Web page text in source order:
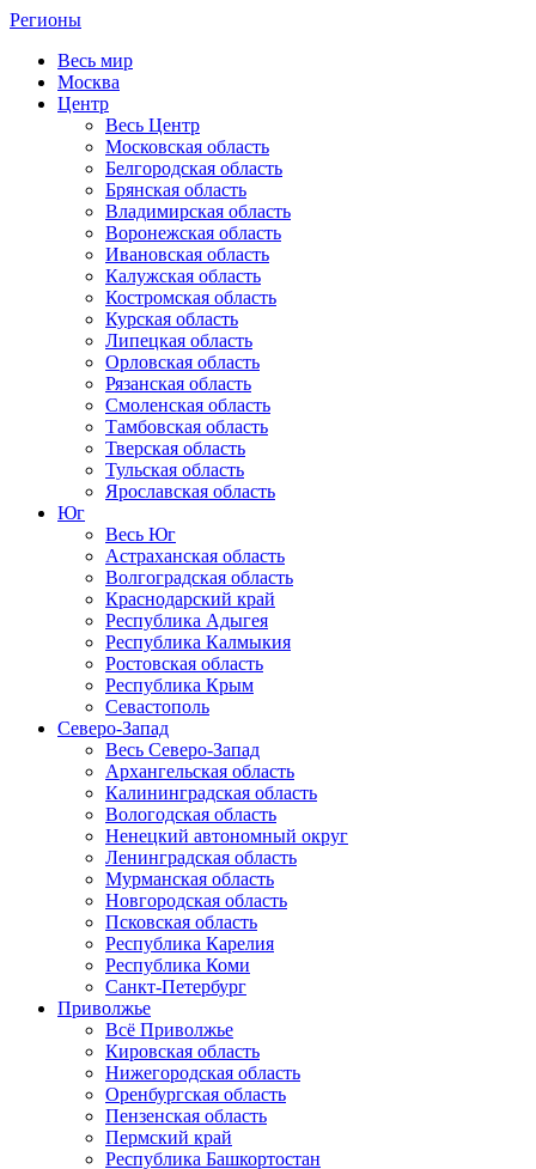
Регионы
Весь мир
Москва
Центр
Весь Центр
Московская область
Белгородская область
Брянская область
Владимирская область
Воронежская область
Ивановская область
Калужская область
Костромская область
Курская область
Липецкая область
Орловская область
Рязанская область
Смоленская область
Тамбовская область
Тверская область
Тульская область
Ярославская область
Юг
Весь Юг
Астраханская область
Волгоградская область
Краснодарский край
Республика Адыгея
Республика Калмыкия
Ростовская область
Республика Крым
Севастополь
Северо-Запад
Весь Северо-Запад
Архангельская область
Калининградская область
Вологодская область
Ненецкий автономный округ
Ленинградская область
Мурманская область
Новгородская область
Псковская область
Республика Карелия
Республика Коми
Санкт-Петербург
Приволжье
Всё Приволжье
Кировская область
Нижегородская область
Оренбургская область
Пензенская область
Пермский край
Республика Башкортостан